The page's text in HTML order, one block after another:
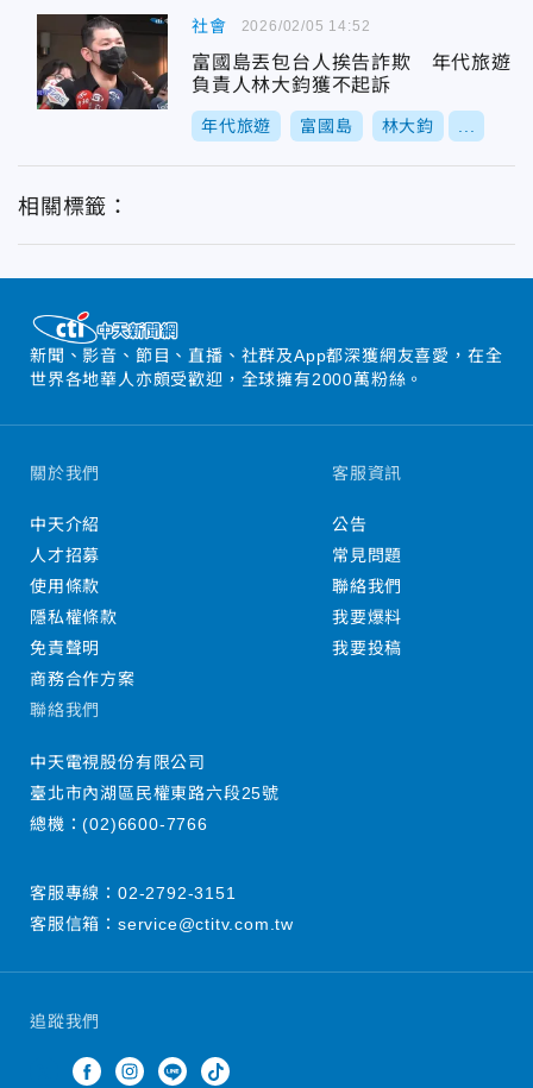
社會
富國島丟包台人挨告詐欺 年代旅遊
負責人林大鈞獲不起訴
年代旅遊 富國島 林大鈞
2026/02/05 14:52
相關標籤：
新聞、影音、節目、直播、社群及App都深獲網友喜愛，在全
世界各地華人亦頗受歡迎，全球擁有2000萬粉絲。
追蹤我們
關於我們
中天介紹
人才招募
使用條款
隱私權條款
免責聲明
商務合作方案
客服資訊
公告
常見問題
聯絡我們
我要爆料
我要投稿
聯絡我們
中天電視股份有限公司
臺北市內湖區民權東路六段25號
總機：(02)6600-7766
客服專線： 02-2792-3151
客服信箱： service@ctitv.com.tw